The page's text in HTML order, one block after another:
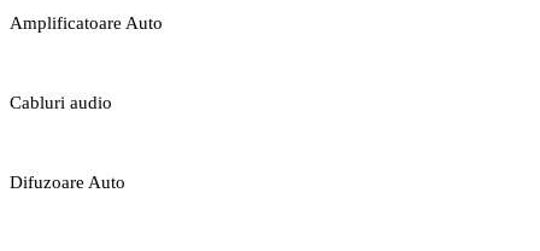
Amplificatoare Auto
Cabluri audio
Difuzoare Auto